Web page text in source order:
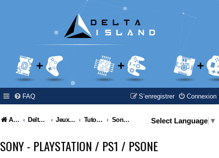
FAQ Connexion
S’enregistrer
Accueil Delta Island Jeux Video Tutoriel / Modding / Hack & Info Sony - Playstation / PS1 / PSone Select Language ▼
SONY - PLAYSTATION / PS1 / PSONE